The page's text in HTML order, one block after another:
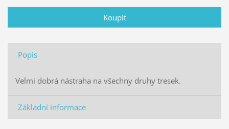
Popis
Velmi dobrá nástraha na všechny druhy tresek.
Základní informace